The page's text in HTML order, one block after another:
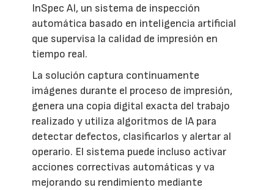
InSpec AI, un sistema de inspección
automática basado en inteligencia artificial
que supervisa la calidad de impresión en
tiempo real.
La solución captura continuamente
imágenes durante el proceso de impresión,
genera una copia digital exacta del trabajo
realizado y utiliza algoritmos de IA para
detectar defectos, clasificarlos y alertar al
operario. El sistema puede incluso activar
acciones correctivas automáticas y va
mejorando su rendimiento mediante